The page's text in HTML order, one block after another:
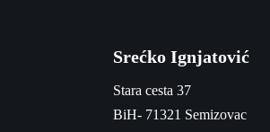
Srećko Ignjatović
Stara cesta 37
BiH- 71321 Semizovac